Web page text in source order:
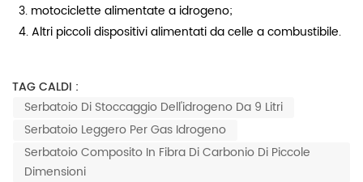
3. motociclette alimentate a idrogeno;
4. Altri piccoli dispositivi alimentati da celle a combustibile.
TAG CALDI :
Serbatoio Di Stoccaggio Dell'idrogeno Da 9 Litri
Serbatoio Leggero Per Gas Idrogeno
Serbatoio Composito In Fibra Di Carbonio Di Piccole
Dimensioni